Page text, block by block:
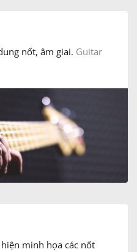
nốt, âm giai. Guitar
minh họa các nốt